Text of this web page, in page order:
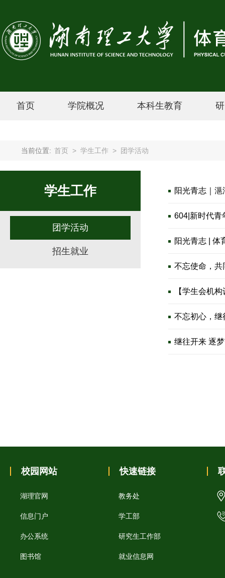
首页 学院概况 本科生教育
当前位置: 首页 > 学生工作 > 团学活动
学生工作
团学活动
招生就业
阳光青志｜㴩
604|新时代青
阳光青志 | 体
不忘使命，
【学生会机
不忘初心，
继往开来 逐
校园网站
湖理官网
信息门户
办公系统
图书馆
快速链接
教务处
学工部
研究生工作部
就业信息网